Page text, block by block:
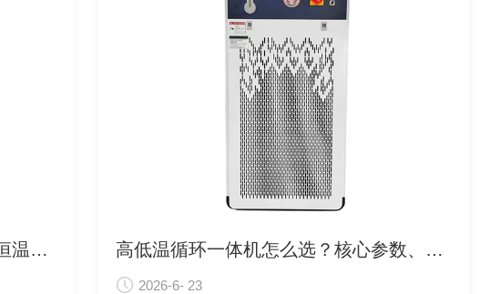
规范处置液态金属浴异常保障各类恒温实验顺利开展 高低温循环一体机怎么选？核心参数、工况适配与避坑指南
2026-6- 23